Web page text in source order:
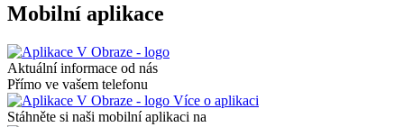
Mobilní aplikace
Aktuální informace od nás
Přímo ve vašem telefonu
Více o aplikaci
Stáhněte si naši mobilní aplikaci na